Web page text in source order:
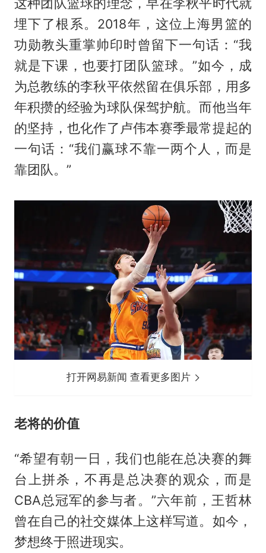
埋下了根系。2018年，这位上海男篮的
功勋教头重掌帅印时曾留下一句话：“我
就是下课，也要打团队篮球。”如今，成
为总教练的李秋平依然留在俱乐部，用多
年积攒的经验为球队保驾护航。而他当年
的坚持，也化作了卢伟本赛季最常提起的
一句话：“我们赢球不靠一两个人，而是
靠团队。”
打开网易新闻 查看更多图片
老将的价值
“希望有朝一日，我们也能在总决赛的舞
台上拼杀，不再是总决赛的观众，而是
CBA总冠军的参与者。”六年前， 王哲林
曾在自己的社交媒体上这样写道。如今，
梦想终于照进现实。